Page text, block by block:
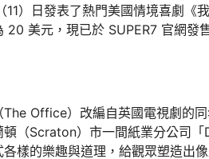
11）日發表了熱門美國情境喜劇
20 美元，現已於 SUPER7 官網發
The Office）改編自英國電視劇的
頓（Scraton）市一間紙業分公司
各樣的樂趣與道理，給觀眾塑造出